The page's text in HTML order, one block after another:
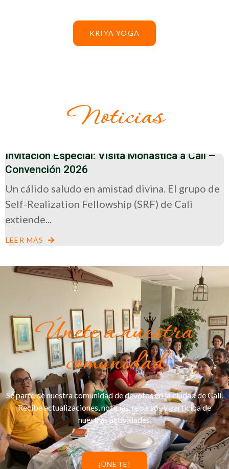
KRIYA YOGA
Noticias
Invitación Especial: Visita Monástica a Cali –
Convención 2026
Un cálido saludo en amistad divina. El grupo de
Self-Realization Fellowship (SRF) de Cali
extiende...
LEER MÁS
Únete a nuestra
comunidad
Sé parte de nuestra comunidad de devotos en la ciudad de Cali.
Recibe actualizaciones, noticias, recursos y participa de
nuestras actividades.
¡ÚNETE!